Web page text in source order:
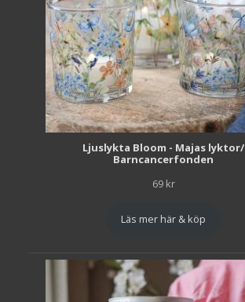
Ljuslykta Bloom - Majas lyktor/
Barncancerfonden
69 kr
Läs mer här & köp